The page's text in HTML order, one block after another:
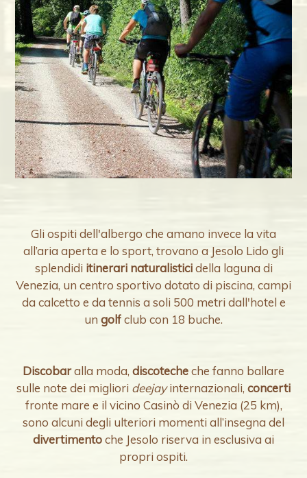
Gli ospiti dell'albergo che amano invece la vita
all’aria aperta e lo sport, trovano a Jesolo Lido gli
splendidi itinerari naturalisticidella laguna di
Venezia, un centro sportivo dotato di piscina, campi
da calcetto e da tennis a soli 500 metri dall'hotel e
un golfclub con 18 buche.
Discobaralla moda, discotecheche fanno ballare
sulle note dei migliori deejayinternazionali, concerti
fronte mare e il vicino Casinò di Venezia (25 km),
sono alcuni degli ulteriori momenti all’insegna del
divertimentoche Jesolo riserva in esclusiva ai
propri ospiti.